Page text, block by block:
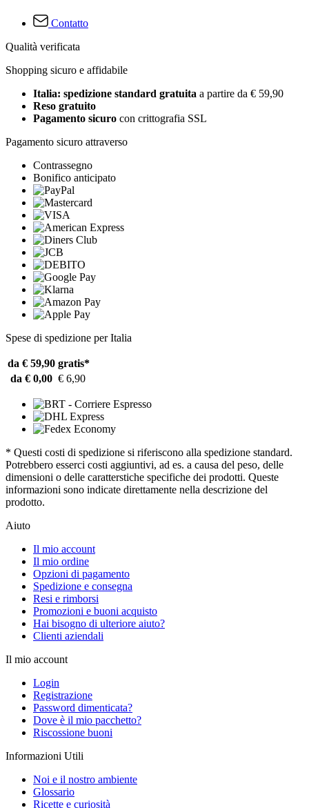
Contatto
Qualità verificata
Shopping sicuro e affidabile
Italia: spedizione standard gratuita a partire da € 59,90
Reso gratuito
Pagamento sicuro con crittografia SSL
Pagamento sicuro attraverso
Contrassegno
Bonifico anticipato
Spese di spedizione per Italia
da € 59,90 gratis*
da € 0,00 € 6,90
* Questi costi di spedizione si riferiscono alla spedizione standard.
Potrebbero esserci costi aggiuntivi, ad es. a causa del peso, delle
dimensioni o delle caratterstiche specifiche dei prodotti. Queste
informazioni sono indicate direttamente nella descrizione del
prodotto.
Aiuto
Il mio account
Il mio ordine
Opzioni di pagamento
Spedizione e consegna
Resi e rimborsi
Promozioni e buoni acquisto
Hai bisogno di ulteriore aiuto?
Clienti aziendali
Il mio account
Login
Registrazione
Password dimenticata?
Dove è il mio pacchetto?
Riscossione buoni
Informazioni Utili
Noi e il nostro ambiente
Glossario
Ricette e curiosità